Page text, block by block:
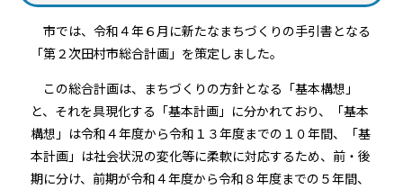
市では、令和４年６月に新たなまちづくりの手引書となる
「第２次田村市総合計画」を策定しました。
この総合計画は、まちづくりの方針となる「基本構想」
と、それを具現化する「基本計画」に分かれており、「基本
構想」は令和４年度から令和１３年度までの１０年間、「基
本計画」は社会状況の変化等に柔軟に対応するため、前・後
期に分け、前期が令和４年度から令和８年度までの５年間、